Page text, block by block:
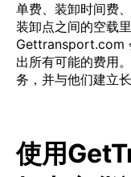
单费、装卸时间费
装卸点之间的空载
Gettransport.com
出所有可能的费用
务，并与他们建立
使用